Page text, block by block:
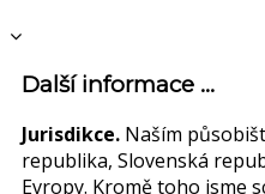
Další informace ...
Jurisdikce. Naším
republika, Slovenská
Evropy. Kromě toho jsme